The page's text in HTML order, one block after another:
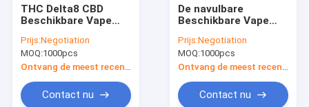
THC Delta8 CBD
Beschikbare Vape
Prijs:Negotiation
MOQ:1000pcs
Contact nu
De navulbare
Beschikbare Vape
Prijs:Negotiation
MOQ:1000pcs
Contact nu